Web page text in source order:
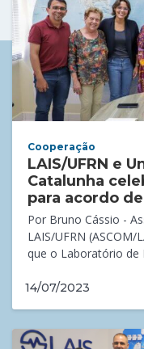
Cooperação
LAIS/UFRN e
Catalunha
para acordo
Por Bruno Cássio -
LAIS/UFRN
que o Laboratório de
14/07/2023